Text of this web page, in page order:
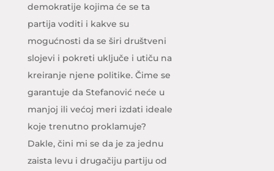
demokratije kojima će se ta
partija voditi i kakve su
mogućnosti da se širi društveni
slojevi i pokreti uključe i utiču na
kreiranje njene politike. Čime se
garantuje da Stefanović neće u
manjoj ili većoj meri izdati ideale
koje trenutno proklamuje?
Dakle, čini mi se da je za jednu
zaista levu i drugačiju partiju od